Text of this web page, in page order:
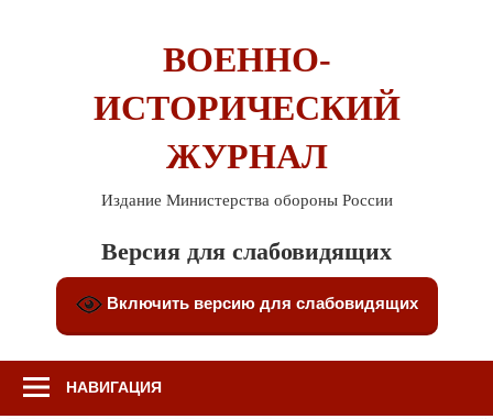
ВОЕННО-
ИСТОРИЧЕСКИЙ
ЖУРНАЛ
Издание Министерства обороны России
Версия для слабовидящих
Включить версию для слабовидящих
НАВИГАЦИЯ